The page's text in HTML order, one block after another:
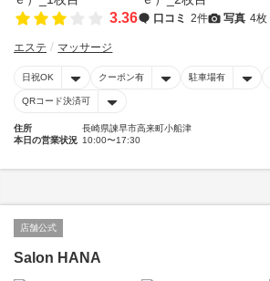
3.36 口コミ 2件 写真 4枚
エステ マッサージ
日祝OK クーポン有 駐車場有
QRコード決済可
住所
長崎県諫早市高来町小船津
本日の営業状況 10:00〜17:30
店舗公式
Salon HANA